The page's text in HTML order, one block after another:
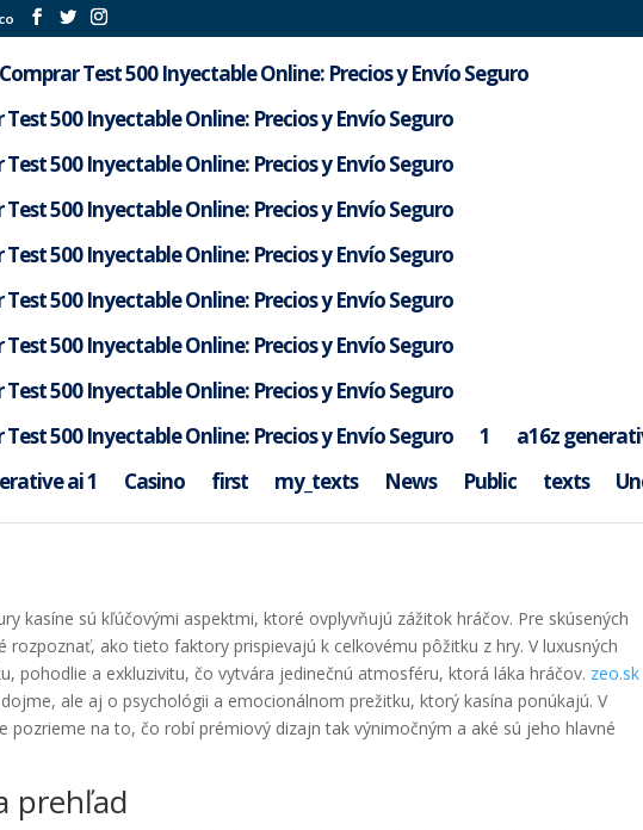
Comprar Test 500 Inyectable Online: Precios y Envío Seguro
Test 500 Inyectable Online: Precios y Envío Seguro
Test 500 Inyectable Online: Precios y Envío Seguro
Test 500 Inyectable Online: Precios y Envío Seguro
Test 500 Inyectable Online: Precios y Envío Seguro
Test 500 Inyectable Online: Precios y Envío Seguro
Test 500 Inyectable Online: Precios y Envío Seguro
Test 500 Inyectable Online: Precios y Envío Seguro
Test 500 Inyectable Online: Precios y Envío Seguro
1 a16z
ai 1
Casino first my_texts News Public texts
dizajn a atmosféra v luxury
| Uncategorized
kasíne sú kľúčovými aspektmi, ktoré ovplyvňujú zážitok hráčov. Pre skúsených
rozpoznať, ako tieto faktory prispievajú k celkovému pôžitku z hry. V luxusných
pohodlie a exkluzivitu, čo vytvára jedinečnú atmosféru, ktorá láka hráčov. zeo.sk
ale aj o psychológii a emocionálnom prežitku, ktorý kasína ponúkajú. V
pozrieme na to, čo robí prémiový dizajn tak výnimočným a aké sú jeho hlavné
prehľad